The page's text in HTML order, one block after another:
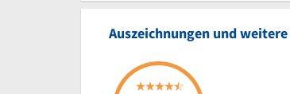
Auszeichnungen und